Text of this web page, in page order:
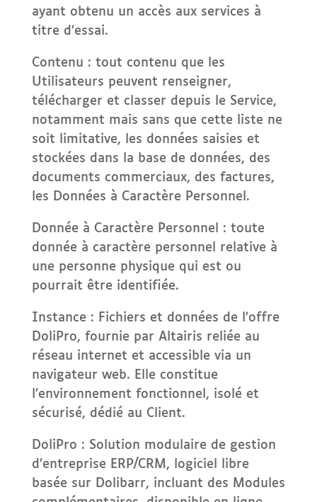
ayant obtenu un accès aux services à
titre d’essai.
Contenu : tout contenu que les
Utilisateurs peuvent renseigner,
télécharger et classer depuis le Service,
notamment mais sans que cette liste ne
soit limitative, les données saisies et
stockées dans la base de données, des
documents commerciaux, des factures,
les Données à Caractère Personnel.
Donnée à Caractère Personnel : toute
donnée à caractère personnel relative à
une personne physique qui est ou
pourrait être identifiée.
Instance : Fichiers et données de l’offre
DoliPro, fournie par Altairis reliée au
réseau internet et accessible via un
navigateur web. Elle constitue
l’environnement fonctionnel, isolé et
sécurisé, dédié au Client.
DoliPro : Solution modulaire de gestion
d’entreprise ERP/CRM, logiciel libre
basée sur Dolibarr, incluant des Modules